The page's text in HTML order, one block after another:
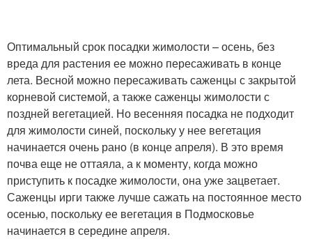
Оптимальный срок посадки жимолости – осень, без
вреда для растения ее можно пересаживать в конце
лета. Весной можно пересаживать саженцы с закрытой
корневой системой, а также саженцы жимолости с
поздней вегетацией. Но весенняя посадка не подходит
для жимолости синей, поскольку у нее вегетация
начинается очень рано (в конце апреля). В это время
почва еще не оттаяла, а к моменту, когда можно
приступить к посадке жимолости, она уже зацветает.
Саженцы ирги также лучше сажать на постоянное место
осенью, поскольку ее вегетация в Подмосковье
начинается в середине апреля.